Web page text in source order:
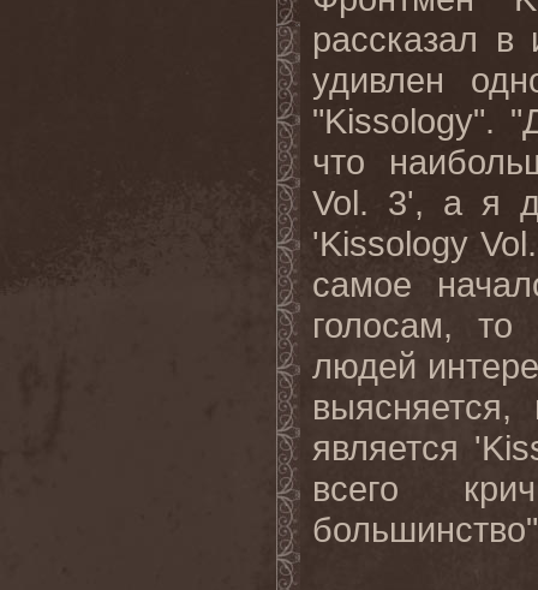
рассказал
удивлен
"Kissology".
что
Vol. 3', а я
'Kissology Vol
самое
голосам, то
людей
является '
всего